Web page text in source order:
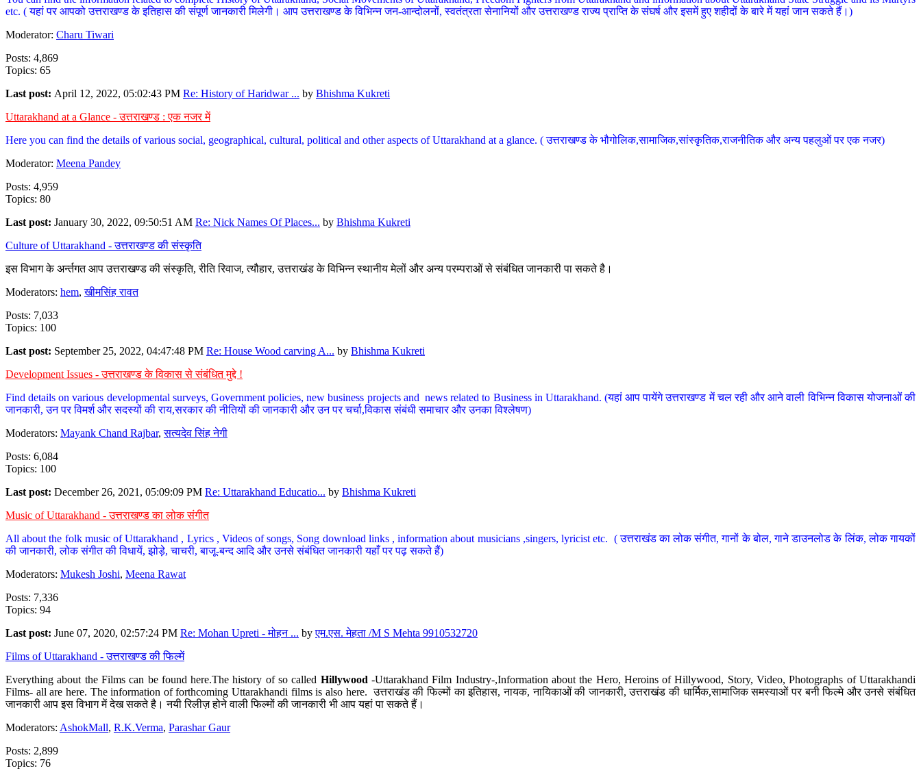
etc. ( यहां पर आपको उत्तराखण्ड के इतिहास की संपूर्ण जानकारी मिलेगी। आप उत्तराखण्ड के विभिन्न जन-आन्दोलनों, स्वतंत्रता सेनानियों और उत्तराखण्ड राज्य प्राप्ति के संघर्ष और इसमें हुए शहीदों के बारे में यहां जान सकते हैं।)
Moderator: Charu Tiwari
Posts: 4,869
Topics: 65
Last post: April 12, 2022, 05:02:43 PM Re: History of Haridwar ... by Bhishma Kukreti
Uttarakhand at a Glance - उत्तराखण्ड : एक नजर में
Here you can find the details of various social, geographical, cultural, political and other aspects of Uttarakhand at a glance. ( उत्तराखण्ड के भौगोलिक,सामाजिक,सांस्कृतिक,राजनीतिक और अन्य पहलुओं पर एक नजर)
Moderator: Meena Pandey
Posts: 4,959
Topics: 80
Last post: January 30, 2022, 09:50:51 AM Re: Nick Names Of Places... by Bhishma Kukreti
Culture of Uttarakhand - उत्तराखण्ड की संस्कृति
इस विभाग के अर्न्तगत आप उत्तराखण्ड की संस्कृति, रीति रिवाज, त्यौहार, उत्तराखंड के विभिन्न स्थानीय मेलों और अन्य परम्पराओं से संबंधित जानकारी पा सकते है।
Moderators: hem,खीमसिंह रावत
Posts: 7,033
Topics: 100
Last post: September 25, 2022, 04:47:48 PM Re: House Wood carving A... by Bhishma Kukreti
Development Issues - उत्तराखण्ड के विकास से संबंधित मुद्दे !
Find details on various developmental surveys, Government policies, new business projects and news related to Business in Uttarakhand. (यहां आप पायेंगे उत्तराखण्ड में चल रही और आने वाली विभिन्न विकास योजनाओं की
जानकारी, उन पर विमर्श और सदस्यों की राय,सरकार की नीतियों की जानकारी और उन पर चर्चा,विकास संबंधी समाचार और उनका विश्लेषण)
Moderators: Mayank Chand Rajbar,सत्यदेव सिंह नेगी
Posts: 6,084
Topics: 100
Last post: December 26, 2021, 05:09:09 PM Re: Uttarakhand Educatio... by Bhishma Kukreti
Music of Uttarakhand - उत्तराखण्ड का लोक संगीत
All about the folk music of Uttarakhand , Lyrics , Videos of songs, Song download links , information about musicians ,singers, lyricist etc. ( उत्तराखंड का लोक संगीत, गानों के बोल, गाने डाउनलोड के लिंक, लोक गायकों
की जानकारी, लोक संगीत की विधायें, झोड़े, चाचरी, बाजू-बन्द आदि और उनसे संबंधित जानकारी यहाँ पर पढ़ सकते हैं)
Moderators: Mukesh Joshi, Meena Rawat
Posts: 7,336
Topics: 94
Last post: June 07, 2020, 02:57:24 PM Re: Mohan Upreti - मोहन ... byएम.एस. मेहता /M S Mehta 9910532720
Films of Uttarakhand - उत्तराखण्ड की फिल्में
Everything about the Films can be found here.The history of so called Hillywood-Uttarakhand Film Industry-,Information about the Hero, Heroins of Hillywood, Story, Video, Photographs of Uttarakhandi
Films- all are here. The information of forthcoming Uttarakhandi films is also here. उत्तराखंड की फिल्मों का इतिहास, नायक, नायिकाओं की जानकारी, उत्तराखंड की धार्मिक,सामाजिक समस्याओं पर बनी फिल्मे और उनसे संबंधित
जानकारी आप इस विभाग में देख सकते है। नयी रिलीज़ होने वाली फिल्मों की जानकारी भी आप यहां पा सकते हैं।
Moderators: AshokMall, R.K.Verma, Parashar Gaur
Posts: 2,899
Topics: 76